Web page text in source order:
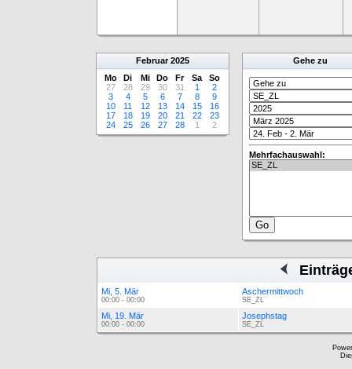
Februar 2025
Mo
Di Mi Do Fr Sa
So
27
28 29 30 31 1
2
3
4 5 6 7 8
9
10
11 12 13 14 15
16
17
18 19 20 21 22
23
24
25 26 27 28 1 2
Gehe zu
Mehrfachauswahl:
Mi, 5. Mär
00:00 - 00:00
Aschermittwoch
SE_ZL
Mi, 19. Mär
00:00 - 00:00
Josephstag
SE_ZL